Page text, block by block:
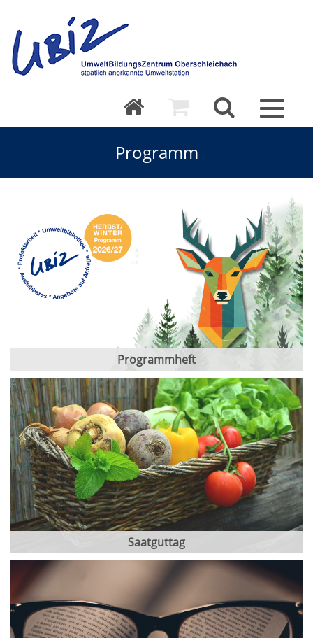
Toggle
Programm
Programmheft
Saatguttag